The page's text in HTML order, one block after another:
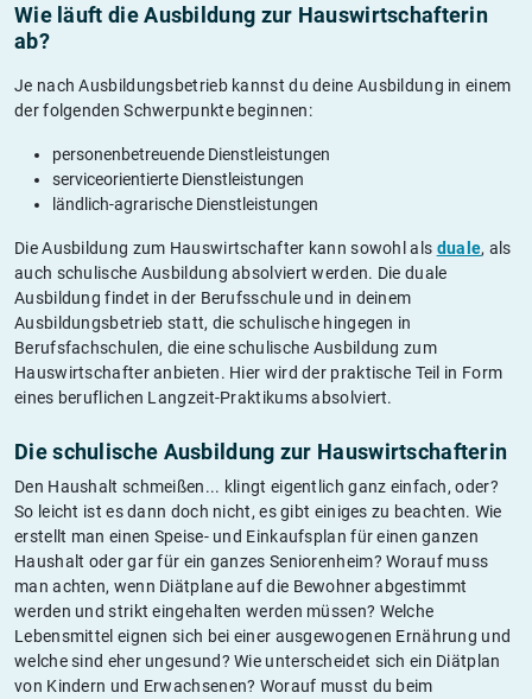
Wie läuft die Ausbildung zur Hauswirtschafterin
ab?
Je nach Ausbildungsbetrieb kannst du deine Ausbildung in einem
der folgenden Schwerpunkte beginnen:
personenbetreuende Dienstleistungen
serviceorientierte Dienstleistungen
ländlich-agrarische Dienstleistungen
Die Ausbildung zum Hauswirtschafter kann sowohl als duale, als
auch schulische Ausbildung absolviert werden. Die duale
Ausbildung findet in der Berufsschule und in deinem
Ausbildungsbetrieb statt, die schulische hingegen in
Berufsfachschulen, die eine schulische Ausbildung zum
Hauswirtschafter anbieten. Hier wird der praktische Teil in Form
eines beruflichen Langzeit-Praktikums absolviert.
Die schulische Ausbildung zur Hauswirtschafterin
Den Haushalt schmeißen... klingt eigentlich ganz einfach, oder?
So leicht ist es dann doch nicht, es gibt einiges zu beachten. Wie
erstellt man einen Speise- und Einkaufsplan für einen ganzen
Haushalt oder gar für ein ganzes Seniorenheim? Worauf muss
man achten, wenn Diätplane auf die Bewohner abgestimmt
werden und strikt eingehalten werden müssen? Welche
Lebensmittel eignen sich bei einer ausgewogenen Ernährung und
welche sind eher ungesund? Wie unterscheidet sich ein Diätplan
von Kindern und Erwachsenen? Worauf musst du beim